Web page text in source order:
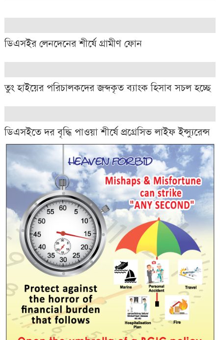
ডিএসইর লেনদেনের শীর্ষে গ্রামীণ ফোন
তুং হাইয়ের পরিচালকদের জব্দকৃত ব্যাংক হিসাব সচল হচ্ছে
ডিএসইতে দর বৃদ্ধি পাওয়া শীর্ষে প্রগ্রেসিভ লাইফ ইন্স্যুরেন্স